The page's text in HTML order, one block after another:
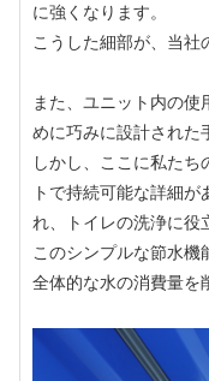
に強くなります。
こうした細部が、当社
また、ユニット内の使
めに巧みに設計された
しかし、ここに私た
トで持続可能な詳細
れ、トイレの洗浄に役
このシンプルな節水機
全体的な水の消費量を